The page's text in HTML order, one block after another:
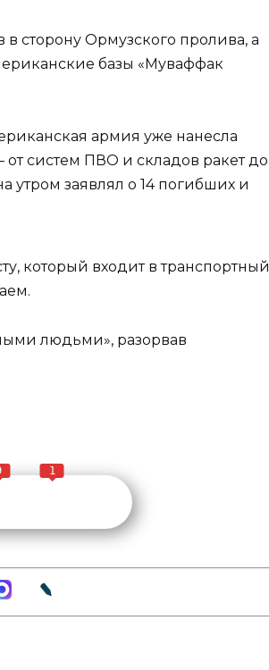
в сторону Ормузского пролива, а
базы «Муваффак
армия уже нанесла
систем ПВО и складов ракет до
заявлял о 14 погибших и
который входит в транспортный
людьми», разорвав
1